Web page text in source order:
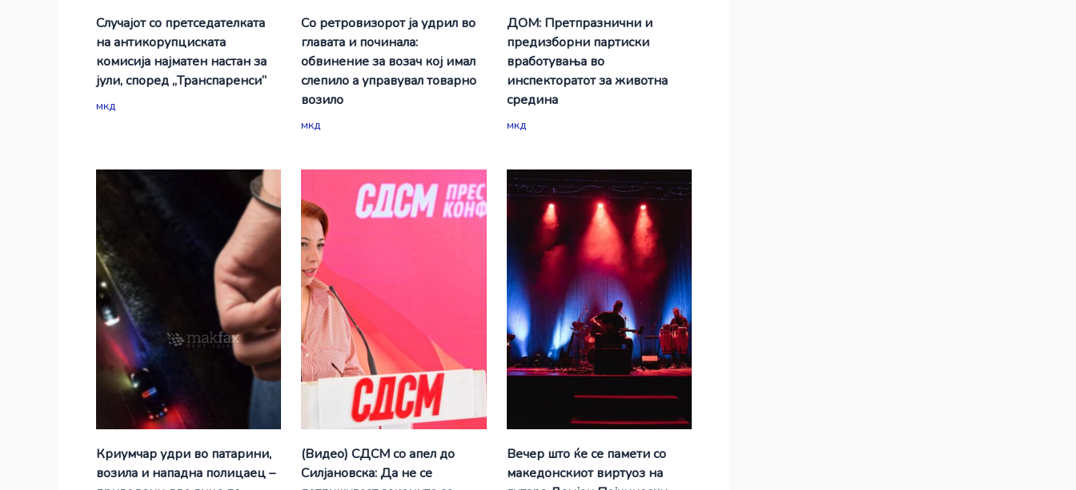
Случајот со претседателката
на антикорупциската
комисија најматен настан за
јули, според „Транспаренси“
мкд
Со ретровизорот ја удрил во
главата и починала:
обвинение за возач кој имал
слепило а управувал товарно
возило
мкд
ДОМ: Претпразнични и
предизборни партиски
вработувања во
инспекторатот за животна
средина
мкд
Криумчар удри во патарини,
возила и нападна полицаец –
(Видео) СДСМ со апел до
Силјановска: Да не се
Вечер што ќе се памети со
македонскиот виртуоз на